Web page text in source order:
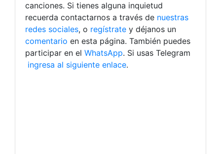
canciones. Si tienes alguna inquietud
recuerda contactarnos a través de nuestras
redes sociales, o regístrate y déjanos un
comentario en esta página. También puedes
participar en el WhatsApp. Si usas Telegram
ingresa al siguiente enlace.